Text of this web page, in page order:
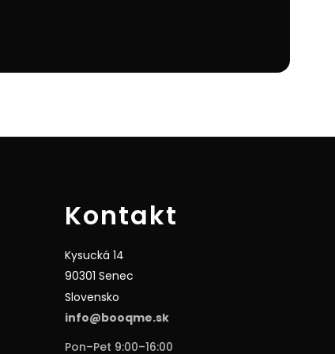
Kontakt
Kysucká 14
90301 Senec
Slovensko
info@booqme.sk
Pon–Pet 9:00–16:00